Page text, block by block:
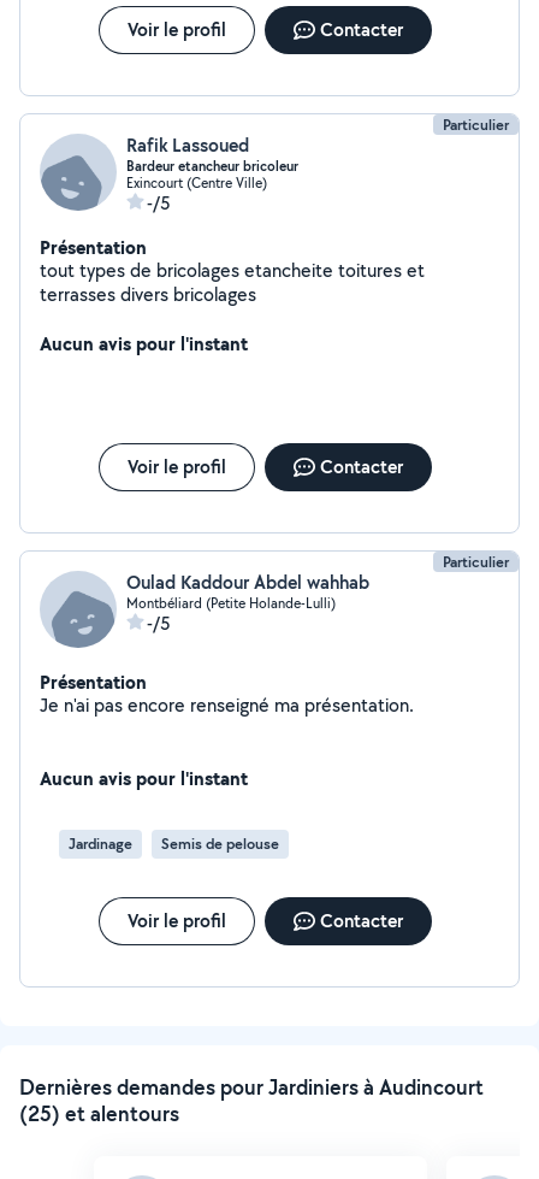
Voir le profil Contacter
Particulier
Rafik Lassoued
Bardeur etancheur bricoleur
Exincourt (Centre Ville)
-/5
Présentation
tout types de bricolages etancheite toitures et
terrasses divers bricolages
Aucun avis pour l'instant
Voir le profil Contacter
Particulier
Oulad Kaddour Abdel wahhab
Montbéliard (Petite Holande-Lulli)
-/5
Présentation
Je n'ai pas encore renseigné ma présentation.
Aucun avis pour l'instant
Jardinage Semis de pelouse
Voir le profil Contacter
Dernières demandes pour Jardiniers à Audincourt
(25) et alentours